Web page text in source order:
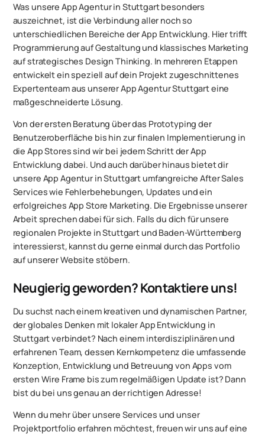
Was unsere App Agentur in Stuttgart besonders
auszeichnet, ist die Verbindung aller noch so
unterschiedlichen Bereiche der App Entwicklung. Hier trifft
Programmierung auf Gestaltung und klassisches Marketing
auf strategisches Design Thinking. In mehreren Etappen
entwickelt ein speziell auf dein Projekt zugeschnittenes
Expertenteam aus unserer App Agentur Stuttgart eine
maßgeschneiderte Lösung.
Von der ersten Beratung über das Prototyping der
Benutzeroberfläche bis hin zur finalen Implementierung in
die App Stores sind wir bei jedem Schritt der App
Entwicklung dabei. Und auch darüber hinaus bietet dir
unsere App Agentur in Stuttgart umfangreiche After Sales
Services wie Fehlerbehebungen, Updates und ein
erfolgreiches App Store Marketing. Die Ergebnisse unserer
Arbeit sprechen dabei für sich. Falls du dich für unsere
regionalen Projekte in Stuttgart und Baden-Württemberg
interessierst, kannst du gerne einmal durch das Portfolio
auf unserer Website stöbern.
Neugierig geworden? Kontaktiere uns!
Du suchst nach einem kreativen und dynamischen Partner,
der globales Denken mit lokaler App Entwicklung in
Stuttgart verbindet? Nach einem interdisziplinären und
erfahrenen Team, dessen Kernkompetenz die umfassende
Konzeption, Entwicklung und Betreuung von Apps vom
ersten Wire Frame bis zum regelmäßigen Update ist? Dann
bist du bei uns genau an der richtigen Adresse!
Wenn du mehr über unsere Services und unser
Projektportfolio erfahren möchtest, freuen wir uns auf eine